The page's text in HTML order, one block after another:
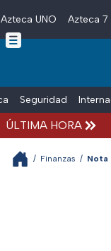
Skip to main content
Azteca UNO Azteca 7
Seguridad
ÚLTIMA HORA
/ Finanzas / Nota